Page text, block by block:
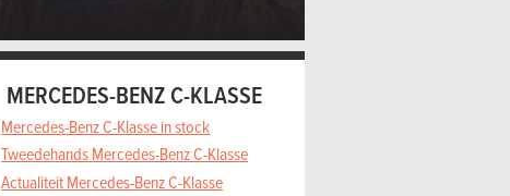
MERCEDES-BENZ C-KLASSE
Mercedes-Benz C-Klasse in stock
Tweedehands Mercedes-Benz C-Klasse
Actualiteit Mercedes-Benz C-Klasse